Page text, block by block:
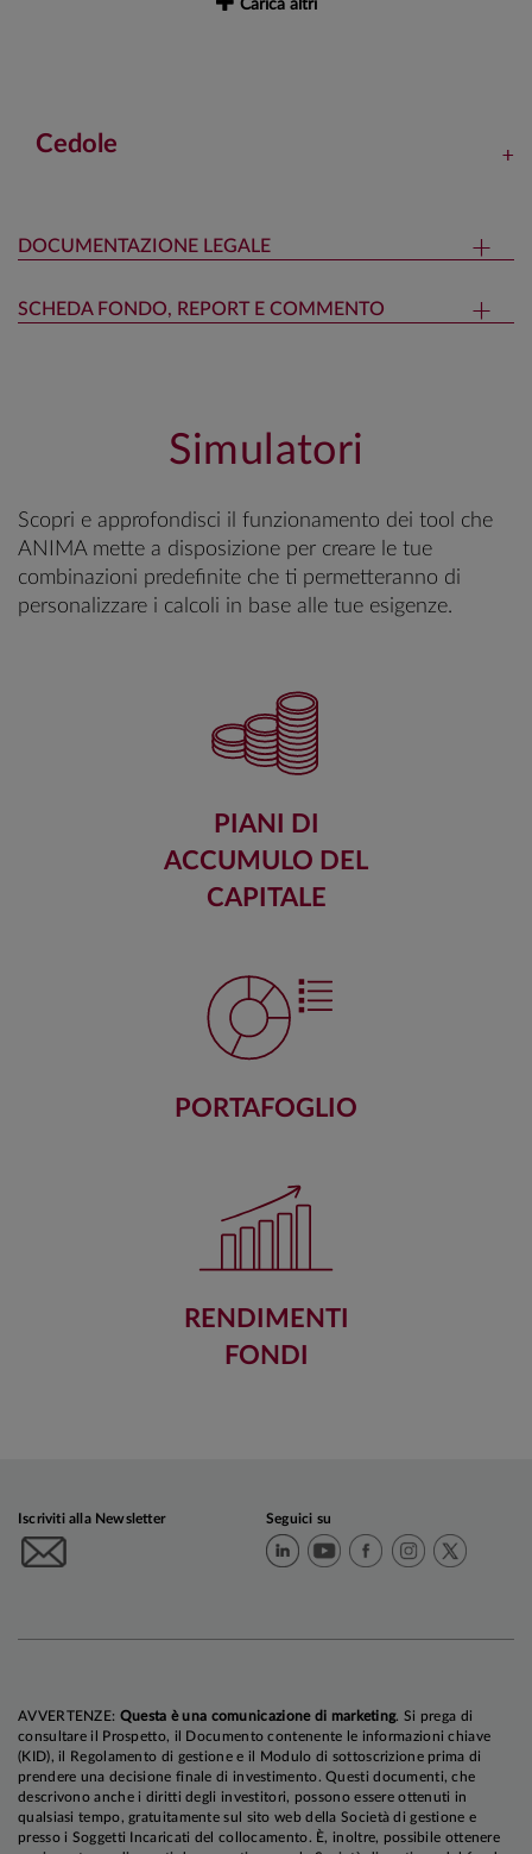
Carica altri
Cedole
DOCUMENTAZIONE LEGALE
SCHEDA FONDO, REPORT E COMMENTO
Simulatori
Scopri e approfondisci il funzionamento dei tool che
ANIMA mette a disposizione per creare le tue
combinazioni predefinite che ti permetteranno di
personalizzare i calcoli in base alle tue esigenze.
PIANI DI
ACCUMULO DEL
CAPITALE
PORTAFOGLIO
RENDIMENTI
FONDI
Iscriviti alla Newsletter Seguici su
AVVERTENZE: Questa è una comunicazione di marketing. Si prega di
consultare il Prospetto, il Documento contenente le informazioni chiave
(KID), il Regolamento di gestione e il Modulo di sottoscrizione prima di
prendere una decisione finale di investimento. Questi documenti, che
descrivono anche i diritti degli investitori, possono essere ottenuti in
qualsiasi tempo, gratuitamente sul sito web della Società di gestione e
presso i Soggetti Incaricati del collocamento. È, inoltre, possibile ottenere